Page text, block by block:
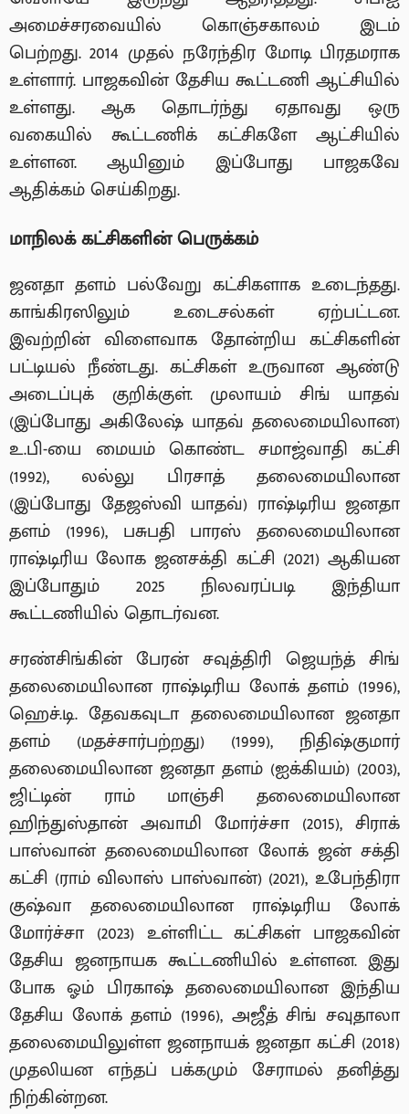
அமைச்சரவையில் கொஞ்சகாலம் இடம்
பெற்றது. 2014 முதல் நரேந்திர மோடி பிரதமராக
உள்ளார். பாஜகவின் தேசிய கூட்டணி ஆட்சியில்
உள்ளது. ஆக தொடர்ந்து ஏதாவது ஒரு
வகையில் கூட்டணிக் கட்சிகளே ஆட்சியில்
உள்ளன. ஆயினும் இப்போது பாஜகவே
ஆதிக்கம் செய்கிறது.
மாநிலக் கட்சிகளின் பெருக்கம்
ஜனதா தளம் பல்வேறு கட்சிகளாக உடைந்தது.
காங்கிரஸிலும் உடைசல்கள் ஏற்பட்டன.
இவற்றின் விளைவாக தோன்றிய கட்சிகளின்
பட்டியல் நீண்டது. கட்சிகள் உருவான ஆண்டு
அடைப்புக் குறிக்குள். முலாயம் சிங் யாதவ்
(இப்போது அகிலேஷ் யாதவ் தலைமையிலான)
உ.பி-யை மையம் கொண்ட சமாஜ்வாதி கட்சி
(1992), லல்லு பிரசாத் தலைமையிலான
(இப்போது தேஜஸ்வி யாதவ்) ராஷ்டிரிய ஜனதா
தளம் (1996), பசுபதி பாரஸ் தலைமையிலான
ராஷ்டிரிய லோக ஜனசக்தி கட்சி (2021) ஆகியன
இப்போதும் 2025 நிலவரப்படி இந்தியா
கூட்டணியில் தொடர்வன.
சரண்சிங்கின் பேரன் சவுத்திரி ஜெயந்த் சிங்
தலைமையிலான ராஷ்டிரிய லோக் தளம் (1996),
ஹெச்.டி. தேவகவுடா தலைமையிலான ஜனதா
தளம் (மதச்சார்பற்றது) (1999), நிதிஷ்குமார்
தலைமையிலான ஜனதா தளம் (ஐக்கியம்) (2003),
ஜிட்டின் ராம் மாஞ்சி தலைமையிலான
ஹிந்துஸ்தான் அவாமி மோர்ச்சா (2015), சிராக்
பாஸ்வான் தலைமையிலான லோக் ஜன் சக்தி
கட்சி (ராம் விலாஸ் பாஸ்வான்) (2021), உபேந்திரா
குஷ்வா தலைமையிலான ராஷ்டிரிய லோக்
மோர்ச்சா (2023) உள்ளிட்ட கட்சிகள் பாஜகவின்
தேசிய ஜனநாயக கூட்டணியில் உள்ளன. இது
போக ஓம் பிரகாஷ் தலைமையிலான இந்திய
தேசிய லோக் தளம் (1996), அஜீத் சிங் சவுதாலா
தலைமையிலுள்ள ஜனநாயக் ஜனதா கட்சி (2018)
முதலியன எந்தப் பக்கமும் சேராமல் தனித்து
நிற்கின்றன.